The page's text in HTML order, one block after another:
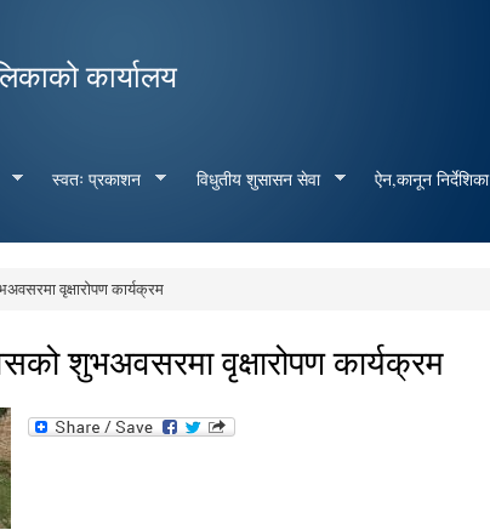
contentकार्यालय
स्वतः प्रकाशन विधुतीय शुसासन सेवा ऐन,कानून निर्देशिका
वृक्षारोपण कार्यक्रम
शुभअवसरमा वृक्षारोपण कार्यक्रम